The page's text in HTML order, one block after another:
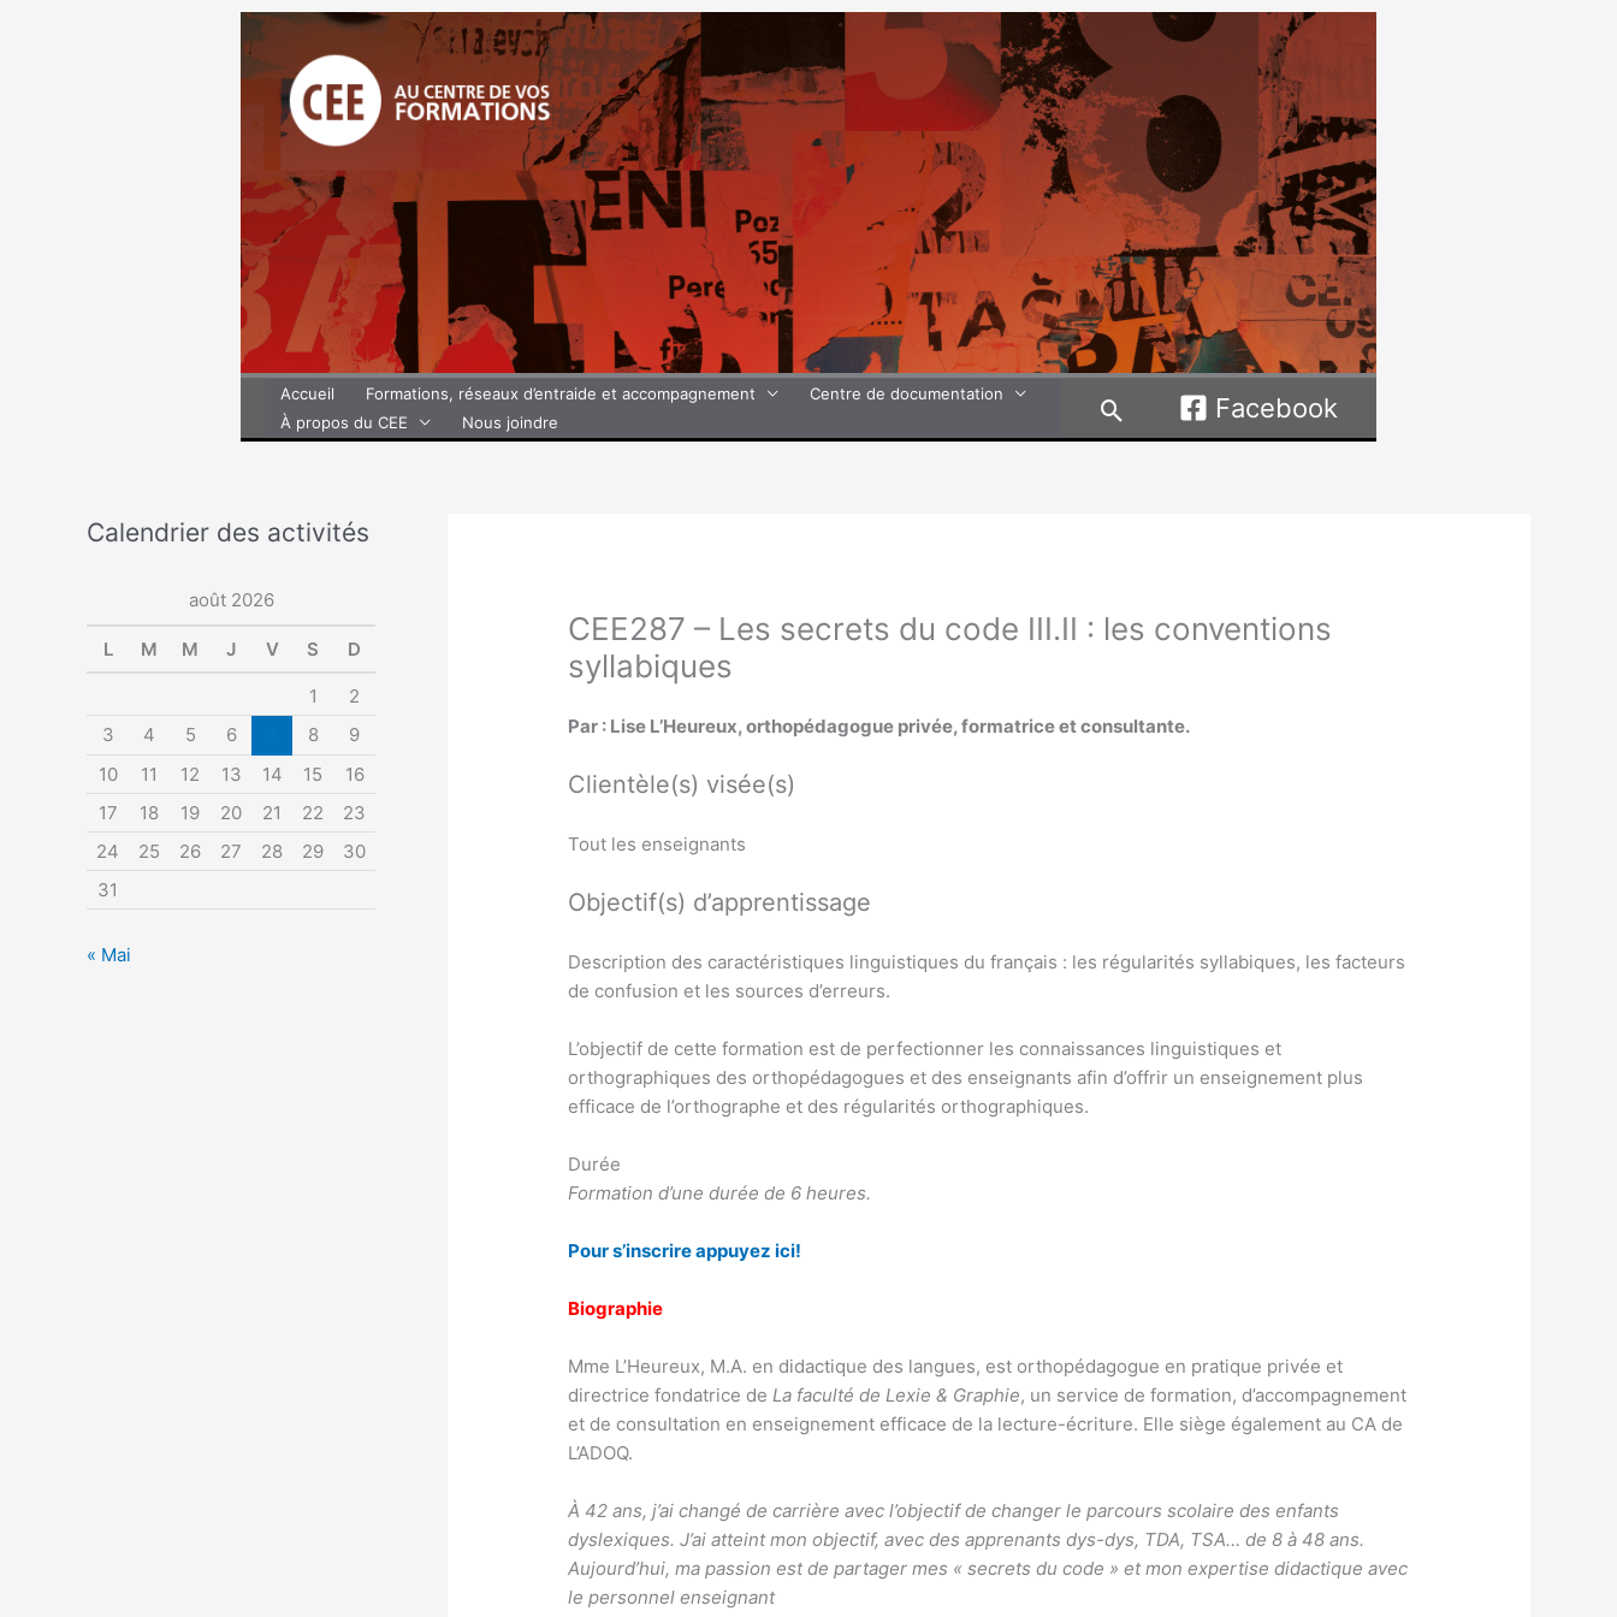
Accueil Formations, réseaux d’entraide et accompagnement
Centre de documentation
À propos du CEE
Nous joindre RechercherFacebook
Calendrier des activités
août 2026
L M M J V S D
1
2
3
4 5 6 8
9
10
11 12 13 14 15
16
17
18 19 20 21 22
23
24
25 26 27 28 29
30
31
« Mai
CEE287 – Les secrets du code III.II : les conventions
syllabiques
Par : Lise L’Heureux, orthopédagogue privée, formatrice et consultante.
Clientèle(s) visée(s)
Tout les enseignants
Objectif(s) d’apprentissage
Description des caractéristiques linguistiques du français : les régularités syllabiques, les facteurs
de confusion et les sources d’erreurs.
L’objectif de cette formation est de perfectionner les connaissances linguistiques et
orthographiques des orthopédagogues et des enseignants afin d’offrir un enseignement plus
efficace de l’orthographe et des régularités orthographiques.
Durée
Formation d’une durée de 6 heures.
Pour s’inscrire appuyez ici!
Biographie
Mme L’Heureux, M.A. en didactique des langues, est orthopédagogue en pratique privée et
directrice fondatrice de La faculté de Lexie & Graphie, un service de formation, d’accompagnement
et de consultation en enseignement efficace de la lecture-écriture. Elle siège également au CA de
L’ADOQ.
À 42 ans, j’ai changé de carrière avec l’objectif de changer le parcours scolaire des enfants
dyslexiques. J’ai atteint mon objectif, avec des apprenants dys-dys, TDA, TSA… de 8 à 48 ans.
Aujourd’hui, ma passion est de partager mes « secrets du code » et mon expertise didactique avec
le personnel enseignant